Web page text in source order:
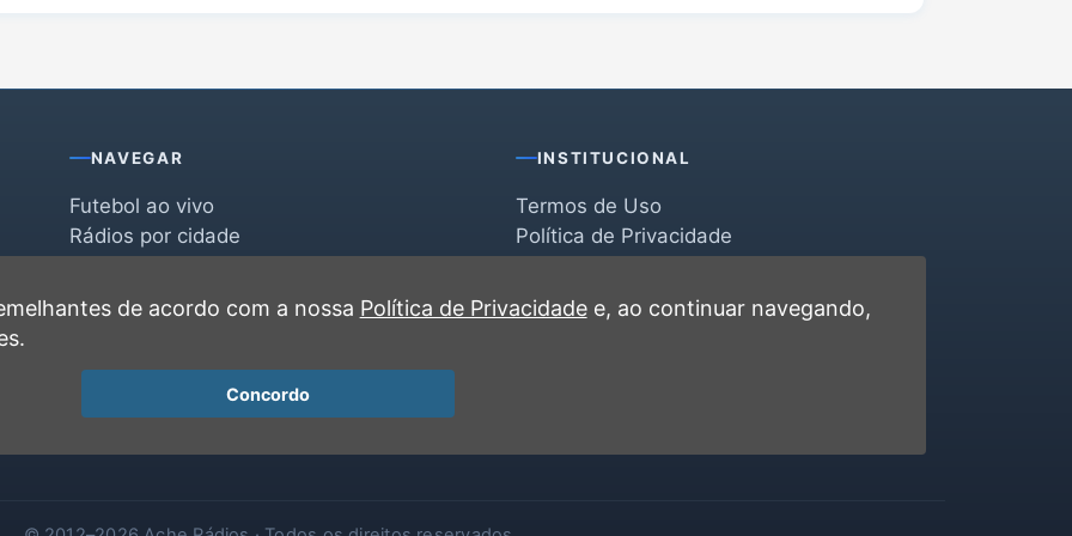
NAVEGAR
Futebol ao vivo
Rádios por cidade
Favoritas
Recentes
INSTITUCIONAL
Termos de Uso
Política de Privacidade
Contato
de acordo com a nossa Política de Privacidadee, ao continuar navegando,
Concordo